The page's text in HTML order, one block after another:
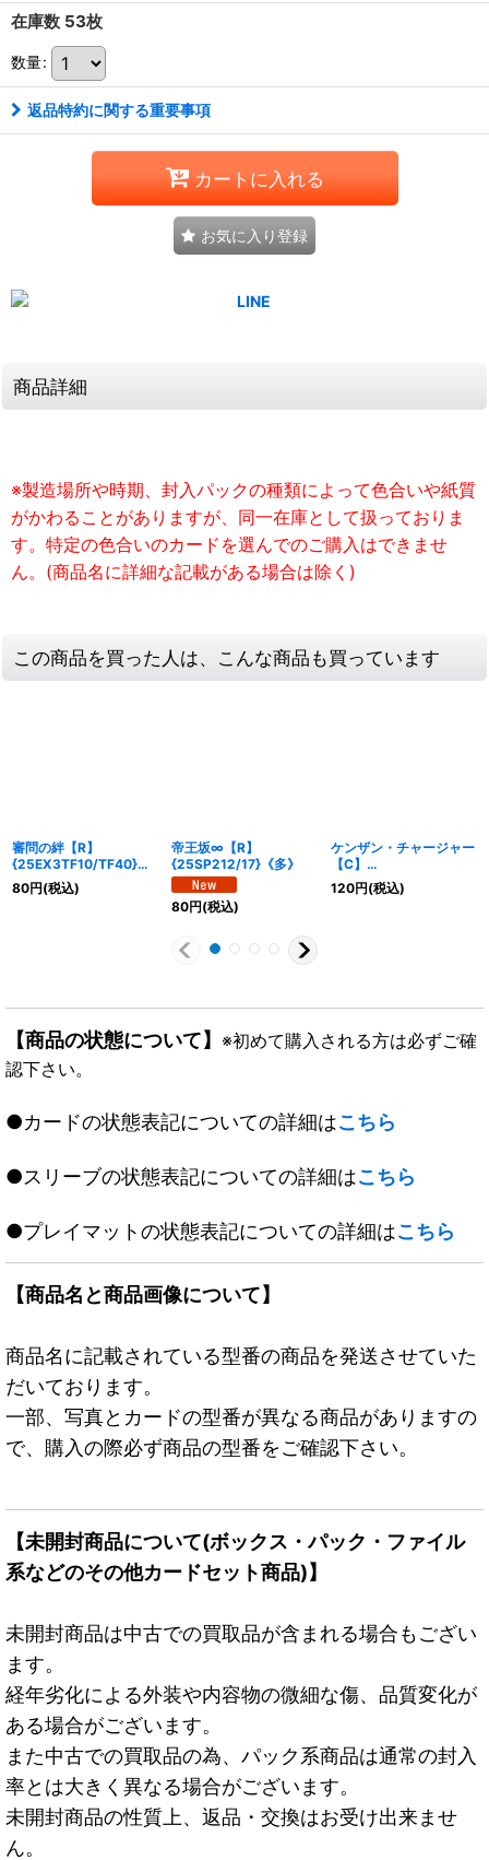
在庫数 53枚
数量:
返品特約に関する重要事項
カートに入れる
お気に入り登録
商品詳細
※製造場所や時期、封入パックの種類によって色合いや紙質
がかわることがありますが、同一在庫として扱っておりま
す。特定の色合いのカードを選んでのご購入はできませ
ん。(商品名に詳細な記載がある場合は除く)
この商品を買った人は、こんな商品も買っています
審問の絆【R】
{25EX3TF10/TF40}
《多》
80円(税込)
帝王坂∞【R】
{25SP212/17}《多》
80円(税込)
ケンザン・チャージャー
【C】
{25EX3TF33/TF40}
《光》
120円(税込)
【商品の状態について】 ※初めて購入される方は必ずご確
認下さい。
●カードの状態表記についての詳細はこちら
●スリーブの状態表記についての詳細はこちら
●プレイマットの状態表記についての詳細はこちら
【商品名と商品画像について】
商品名に記載されている型番の商品を発送させていた
だいております。
一部、写真とカードの型番が異なる商品がありますの
で、購入の際必ず商品の型番をご確認下さい。
【未開封商品について(ボックス・パック・ファイル
系などのその他カードセット商品)】
未開封商品は中古での買取品が含まれる場合もござい
ます。
経年劣化による外装や内容物の微細な傷、品質変化が
ある場合がございます。
また中古での買取品の為、パック系商品は通常の封入
率とは大きく異なる場合がございます。
未開封商品の性質上、返品・交換はお受け出来ませ
ん。